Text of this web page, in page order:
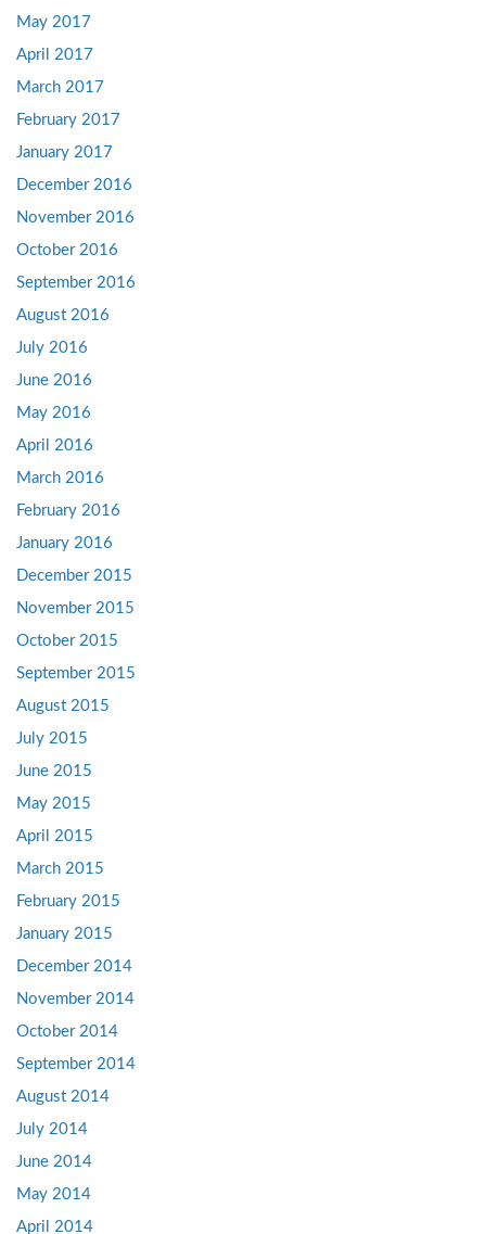
May 2017
April 2017
March 2017
February 2017
January 2017
December 2016
November 2016
October 2016
September 2016
August 2016
July 2016
June 2016
May 2016
April 2016
March 2016
February 2016
January 2016
December 2015
November 2015
October 2015
September 2015
August 2015
July 2015
June 2015
May 2015
April 2015
March 2015
February 2015
January 2015
December 2014
November 2014
October 2014
September 2014
August 2014
July 2014
June 2014
May 2014
April 2014